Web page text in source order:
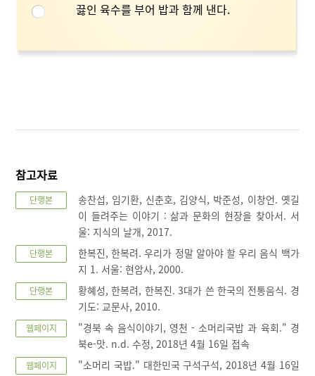
끓인 육수를 부어 밥과 함께 낸다.
참고자료
단행본
송찬섭, 임기환, 신춘호, 김양식, 박준성, 이창언. 옛길
이 들려주는 이야기 : 삶과 문화의 현장을 찾아서. 서
울: 지식의 날개, 2017.
단행본
한복진, 한복려. 우리가 정말 알아야 할 우리 음식 백가
지 1. 서울: 현암사, 2000.
단행본
황혜성, 한복려, 한복진. 3대가 쓴 한국의 전통음식. 경
기도: 교문사, 2010.
웹페이지
"경북 속 음식이야기, 영천 - 소머리국밥 과 육회." 경
북e-맛. n.d. 수정, 2018년 4월 16일 접속
웹페이지
"소머리 국밥." 대한민국 구석구석, 2018년 4월 16일